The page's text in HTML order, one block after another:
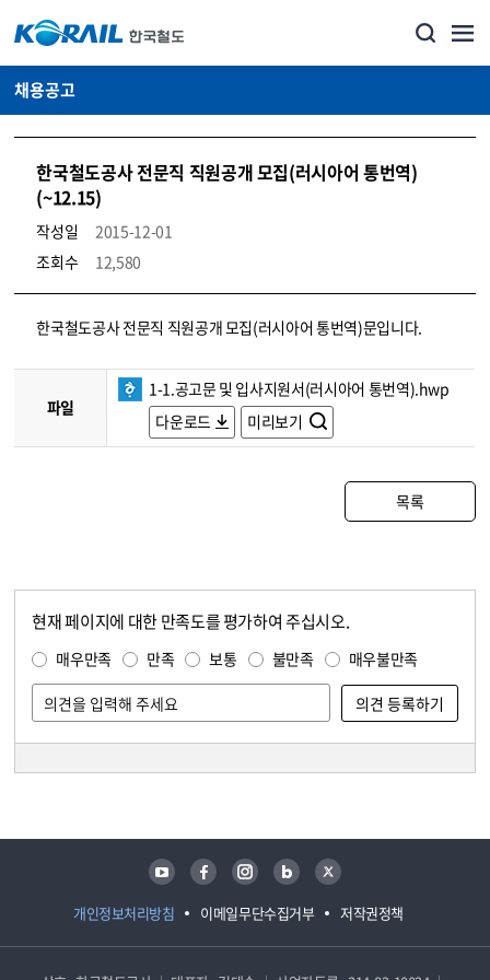
채용공고
한국철도공사 전문직 직원공개 모집(러시아어 통번역)
(~12.15)
작성일
2015-12-01
조회수
12,580
코레일소개_경영공시_채용공고 상세보기 – 내용, 파일, 담당자 연락처로 구성
한국철도공사 전문직 직원공개 모집(러시아어 통번역)문입니다.
파일
1-1.공고문 및 입사지원서(러시아어 통번역).hwp
다운로드
미리보기
목록
현재 페이지에 대한 만족도를 평가하여 주십시오.
매우만족 만족 보통 불만족 매우불만족
개인정보처리방침 이메일무단수집거부 저작권정책
유튜브 페이스북 인스타그램 블로그 트위터